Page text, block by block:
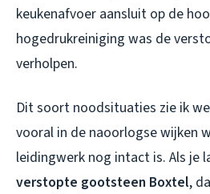
keukenafvoer aansluit op de
hogedrukreiniging was de
verholpen.
Dit soort noodsituaties zie ik
vooral in de naoorlogse wijken
leidingwerk nog intact is. Als je
verstopte gootsteen Boxtel,